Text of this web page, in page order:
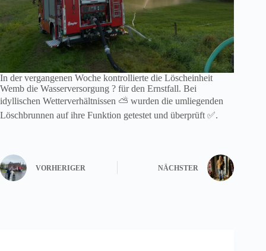
In der vergangenen Woche kontrollierte die Löscheinheit
Wemb die Wasserversorgung ? für den Ernstfall. Bei
idyllischen Wetterverhältnissen ⛅ wurden die umliegenden
Löschbrunnen auf ihre Funktion getestet und überprüft ✅.
VORHERIGER NÄCHSTER